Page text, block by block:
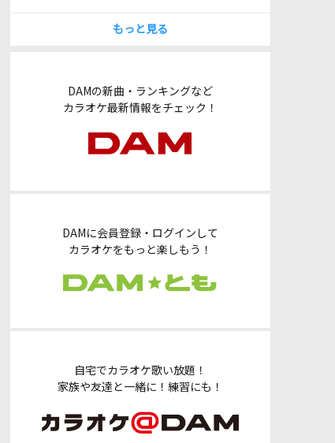
もっと見る
DAMの新曲・ランキングなど
カラオケ最新情報をチェック！
DAMに会員登録・ログインして
カラオケをもっと楽しもう！
自宅でカラオケ歌い放題！
家族や友達と一緒に！練習にも！